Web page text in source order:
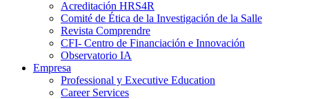
Acreditación HRS4R
Comité de Ética de la Investigación de la Salle
Revista Comprendre
CFI- Centro de Financiación e Innovación
Observatorio IA
Empresa
Professional y Executive Education
Career Services